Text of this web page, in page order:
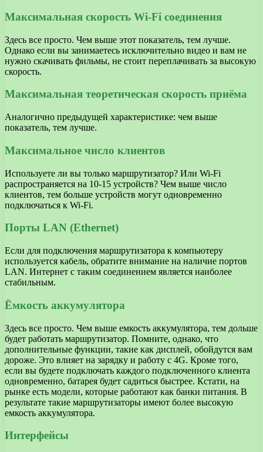
Максимальная скорость Wi-Fi соединения
Здесь все просто. Чем выше этот показатель, тем лучше.
Однако если вы занимаетесь исключительно видео и вам не
нужно скачивать фильмы, не стоит переплачивать за высокую
скорость.
Максимальная теоретическая скорость приёма
Аналогично предыдущей характеристике: чем выше
показатель, тем лучше.
Максимальное число клиентов
Используете ли вы только маршрутизатор? Или Wi-Fi
распространяется на 10-15 устройств? Чем выше число
клиентов, тем больше устройств могут одновременно
подключаться к Wi-Fi.
Порты LAN (Ethernet)
Если для подключения маршрутизатора к компьютеру
используется кабель, обратите внимание на наличие портов
LAN. Интернет с таким соединением является наиболее
стабильным.
Ёмкость аккумулятора
Здесь все просто. Чем выше емкость аккумулятора, тем дольше
будет работать маршрутизатор. Помните, однако, что
дополнительные функции, такие как дисплей, обойдутся вам
дороже. Это влияет на зарядку и работу с 4G. Кроме того,
если вы будете подключать каждого подключенного клиента
одновременно, батарея будет садиться быстрее. Кстати, на
рынке есть модели, которые работают как банки питания. В
результате такие маршрутизаторы имеют более высокую
емкость аккумулятора.
Интерфейсы